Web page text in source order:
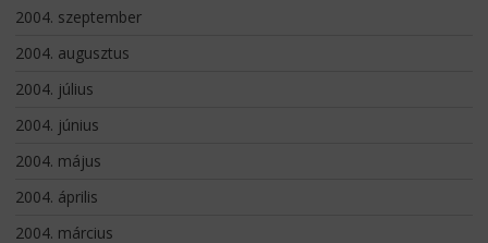
2004. szeptember
2004. augusztus
2004. július
2004. június
2004. május
2004. április
2004. március